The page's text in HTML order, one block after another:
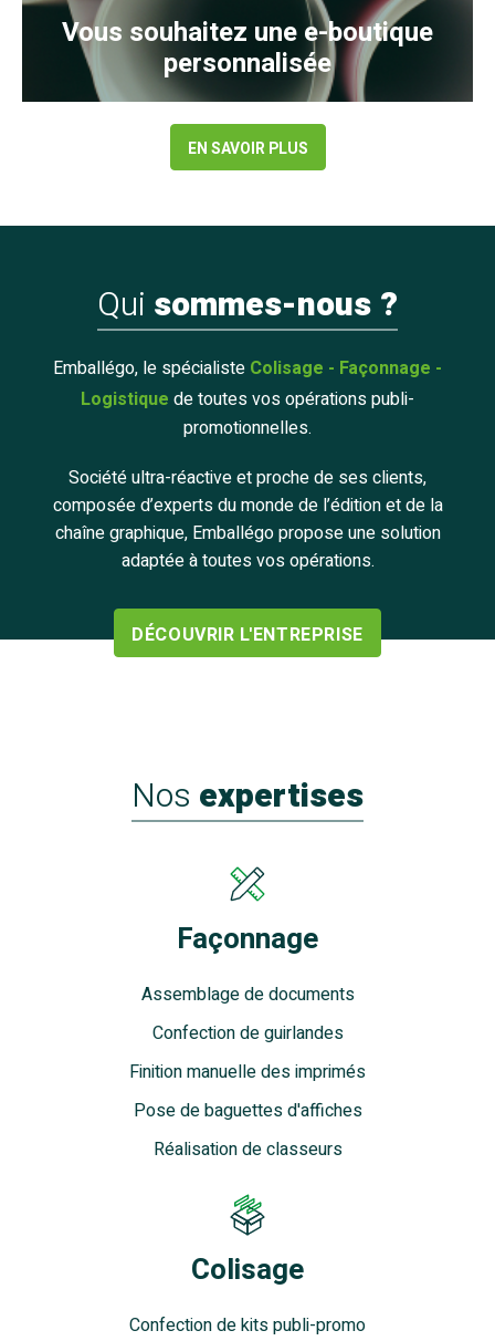
Vous souhaitez une e-boutique
personnalisée
EN SAVOIR PLUS
Qui sommes-nous ?
Emballégo, le spécialiste Colisage - Façonnage -
Logistique de toutes vos opérations publi-
promotionnelles.
Société ultra-réactive et proche de ses clients,
composée d’experts du monde de l’édition et de la
chaîne graphique, Emballégo propose une solution
adaptée à toutes vos opérations.
DÉCOUVRIR L'ENTREPRISE
Nos expertises
Façonnage
Assemblage de documents
Confection de guirlandes
Finition manuelle des imprimés
Pose de baguettes d'affiches
Réalisation de classeurs
Colisage
Confection de kits publi-promo